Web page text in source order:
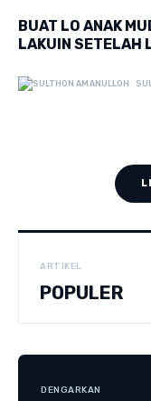
BUAT LO ANAK
LAKUIN SETELAH
ARTIKEL
POPULER
DENGARKAN